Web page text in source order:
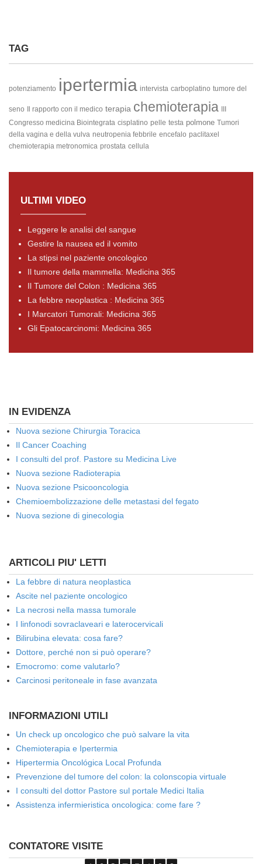
TAG
potenziamento ipertermia intervista carboplatino tumore del
seno Il rapporto con il medico terapia chemioterapia
Congresso medicina Biointegrata cisplatino pelle testa polmone Tumori
della vagina e della vulva neutropenia febbrile encefalo paclitaxel
chemioterapia metronomica prostata cellula
ULTIMI VIDEO
Leggere le analisi del sangue
Gestire la nausea ed il vomito
La stipsi nel paziente oncologico
Il tumore della mammella: Medicina 365
Il Tumore del Colon : Medicina 365
La febbre neoplastica : Medicina 365
I Marcatori Tumorali: Medicina 365
Gli Epatocarcinomi: Medicina 365
IN EVIDENZA
Nuova sezione Chirurgia Toracica
Il Cancer Coaching
I consulti del prof. Pastore su Medicina Live
Nuova sezione Radioterapia
Nuova sezione Psicooncologia
Chemioembolizzazione delle metastasi del fegato
Nuova sezione di ginecologia
ARTICOLI PIU' LETTI
La febbre di natura neoplastica
Ascite nel paziente oncologico
La necrosi nella massa tumorale
I linfonodi sovraclaveari e laterocervicali
Bilirubina elevata: cosa fare?
Dottore, perché non si può operare?
Emocromo: come valutarlo?
Carcinosi peritoneale in fase avanzata
INFORMAZIONI UTILI
Un check up oncologico che può salvare la vita
Chemioterapia e Ipertermia
Hipertermia Oncológica Local Profunda
Prevenzione del tumore del colon: la colonscopia virtuale
I consulti del dottor Pastore sul portale Medici Italia
Assistenza infermieristica oncologica: come fare ?
CONTATORE VISITE